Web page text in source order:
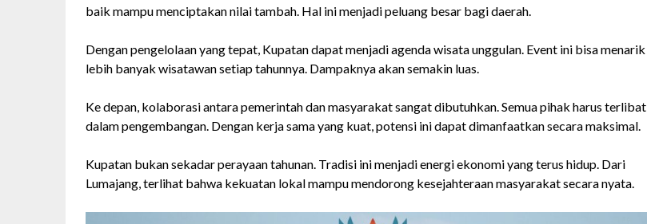
baik mampu menciptakan nilai tambah. Hal ini menjadi peluang besar bagi daerah.
Dengan pengelolaan yang tepat, Kupatan dapat menjadi agenda wisata unggulan. Event ini bisa menarik
lebih banyak wisatawan setiap tahunnya. Dampaknya akan semakin luas.
Ke depan, kolaborasi antara pemerintah dan masyarakat sangat dibutuhkan. Semua pihak harus terlibat
dalam pengembangan. Dengan kerja sama yang kuat, potensi ini dapat dimanfaatkan secara maksimal.
Kupatan bukan sekadar perayaan tahunan. Tradisi ini menjadi energi ekonomi yang terus hidup. Dari
Lumajang, terlihat bahwa kekuatan lokal mampu mendorong kesejahteraan masyarakat secara nyata.